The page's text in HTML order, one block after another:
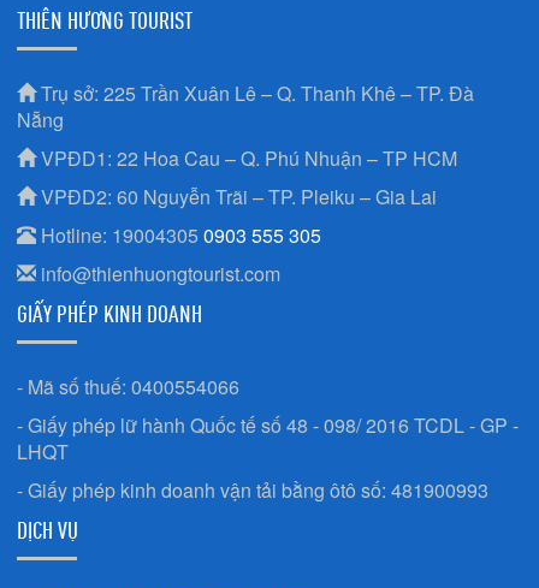
THIÊN HƯƠNG TOURIST
Trụ sở: 225 Trần Xuân Lê – Q. Thanh Khê – TP. Đà
Nẵng
VPĐD1: 22 Hoa Cau – Q. Phú Nhuận – TP HCM
VPĐD2: 60 Nguyễn Trãi – TP. Pleiku – Gia Lai
Hotline: 190043050903 555 305
info@thienhuongtourist.com
GIẤY PHÉP KINH DOANH
- Mã số thuế: 0400554066
- Giấy phép lữ hành Quốc tế số 48 - 098/ 2016 TCDL - GP -
LHQT
- Giấy phép kinh doanh vận tải bằng ôtô số: 481900993
DỊCH VỤ